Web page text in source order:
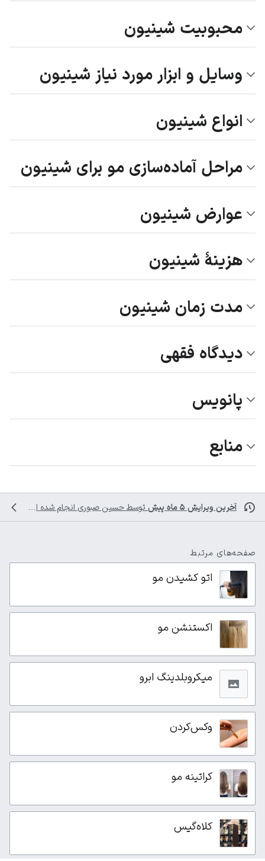
محبوبیت شینیون
وسایل و ابزار مورد نیاز شینیون
انواع شینیون
مراحل آماده‌سازی مو برای شینیون
عوارض شینیون
هزینۀ شینیون
مدت زمان شینیون
دیدگاه فقهی
پانویس
منابع
آخرین ویرایش ۵ ماه پیش توسط حسین صبوری انجام شده است
صفحه‌های مرتبط
اتو کشیدن مو
اکستنشن مو
میکروبلدینگ ابرو
وکس‌کردن
کراتینه مو
کلاه‌گیس